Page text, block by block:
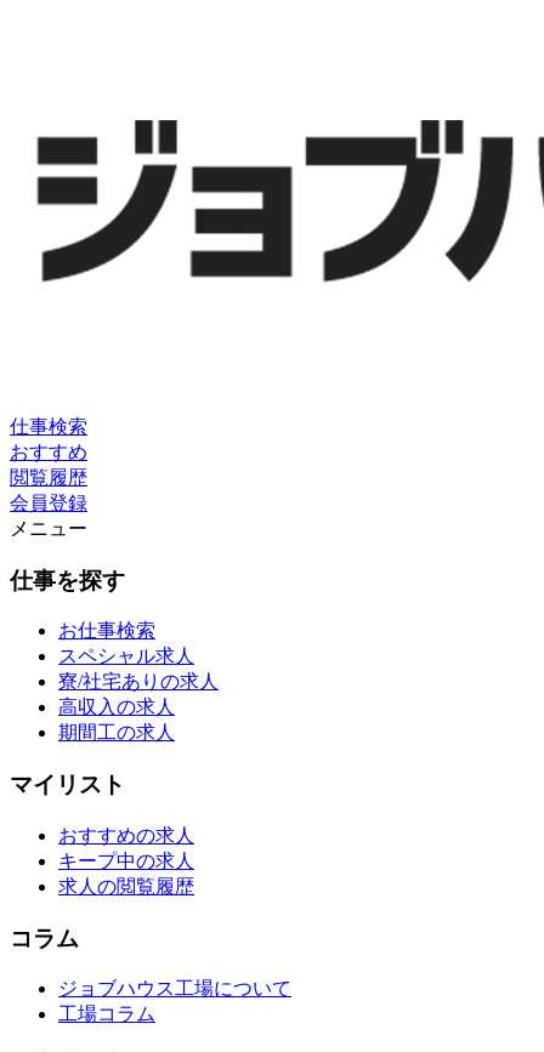
仕事検索
おすすめ
閲覧履歴
会員登録
メニュー
仕事を探す
お仕事検索
スペシャル求人
寮/社宅ありの求人
高収入の求人
期間工の求人
マイリスト
おすすめの求人
キープ中の求人
求人の閲覧履歴
コラム
ジョブハウス工場について
工場コラム